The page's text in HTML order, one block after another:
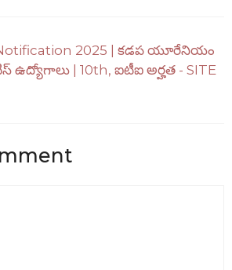
2025 | కడప యూరేనియం
ఉద్యోగాలు | 10th, ఐటీఐ అర్హత - SITE